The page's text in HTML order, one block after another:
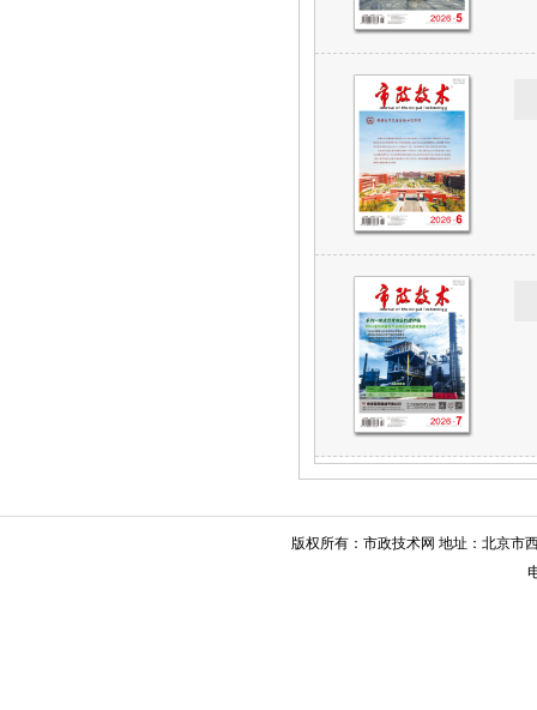
版权所有：市政技术网 地址：北京市